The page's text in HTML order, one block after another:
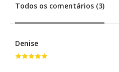
Todos os comentários (3)
Denise